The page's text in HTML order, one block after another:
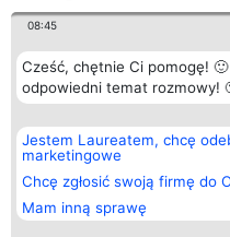
08:45
Cześć, chętnie Ci pomogę!
odpowiedni temat rozmowy!
Jestem Laureatem, chcę
marketingowe
Chcę zgłosić swoją firmę do
Mam inną sprawę
Organizator plebiscytu
Bright Side Solutions sp. z o.
o. sp. k.
ul. Ruska 22
Wrocław 50-079
KRS 0000749100 | Regon
381313360 | NIP 8943132676